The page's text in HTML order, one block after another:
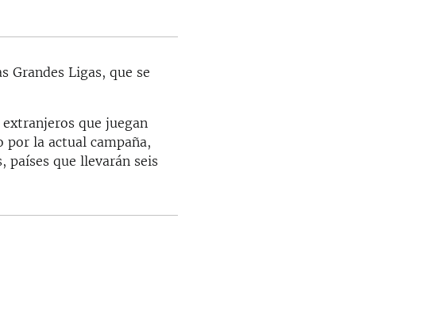
Grandes Ligas, que se
que juegan
por la actual campaña,
países que llevarán seis